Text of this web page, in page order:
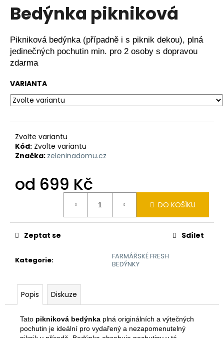
Bedýnka pikniková
Pikniková bedýnka (případně i s piknik dekou), plná
jedinečných pochutin min. pro 2 osoby s dopravou
zdarma
VARIANTA
Zvolte variantu
Kód: Zvolte variantu
Značka: zeleninadomu.cz
od 699 Kč
DO KOŠÍKU
Kategorie:
FARMÁŘSKÉ FRESH
BEDÝNKY
Zeptat se Sdílet
Popis Diskuze
Tato pikniková bedýnka plná originálních a výtečných
pochutin je ideální pro vydařený a nezapomenutelný
a
í
t
?
D
o
p
o
č
u
e